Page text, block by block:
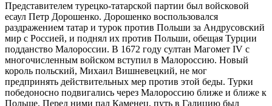
Представителем турецко-татарской партии был войсковой
есаул Петр Дорошенко. Дорошенко воспользовался
раздражением татар и турок против Польши за Андрусовский
мир с Россией, и поднял их против Польши, обещая Турции
подданство Малороссии. В 1672 году султан Магомет ІV с
многочисленным войском вступил в Малороссию. Новый
король польский, Михаил Вишневецкий, не мог
предпринять действительных мер против этой беды. Турки
победоносно подвигались через Малороссию ближе и ближе к
Польше. Перед ними пал Каменец, путь в Галицию был